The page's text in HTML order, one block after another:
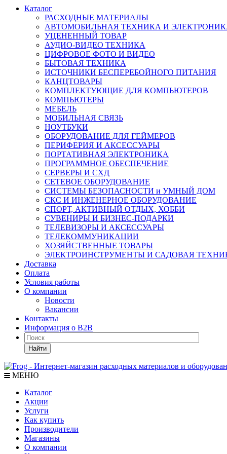
Каталог
РАСХОДНЫЕ МАТЕРИАЛЫ
АВТОМОБИЛЬНАЯ ТЕХНИКА И
УЦЕНЕННЫЙ ТОВАР
АУДИО-ВИДЕО ТЕХНИКА
ЦИФРОВОЕ ФОТО И ВИДЕО
БЫТОВАЯ ТЕХНИКА
ИСТОЧНИКИ БЕСПЕРЕБОЙНОГО ПИТАНИЯ
КАНЦТОВАРЫ
КОМПЛЕКТУЮЩИЕ ДЛЯ КОМПЬЮТЕРОВ
КОМПЬЮТЕРЫ
МЕБЕЛЬ
МОБИЛЬНАЯ СВЯЗЬ
НОУТБУКИ
ОБОРУДОВАНИЕ ДЛЯ ГЕЙМЕРОВ
ПЕРИФЕРИЯ И АКСЕССУАРЫ
ПОРТАТИВНАЯ ЭЛЕКТРОНИКА
ПРОГРАММНОЕ ОБЕСПЕЧЕНИЕ
СЕРВЕРЫ И СХД
СЕТЕВОЕ ОБОРУДОВАНИЕ
СИСТЕМЫ БЕЗОПАСНОСТИ и УМНЫЙ ДОМ
СКС И ИНЖЕНЕРНОЕ ОБОРУДОВАНИЕ
СПОРТ, АКТИВНЫЙ ОТДЫХ, ХОББИ
СУВЕНИРЫ И БИЗНЕС-ПОДАРКИ
ТЕЛЕВИЗОРЫ И АКСЕССУАРЫ
ТЕЛЕКОММУНИКАЦИИ
ХОЗЯЙСТВЕННЫЕ ТОВАРЫ
ЭЛЕКТРОИНСТРУМЕНТЫ И САДОВАЯ
Доставка
Оплата
Условия работы
О компании
Новости
Вакансии
Контакты
Информация о B2B
Найти
МЕНЮ
Каталог
Акции
Услуги
Как купить
Производители
Магазины
О компании